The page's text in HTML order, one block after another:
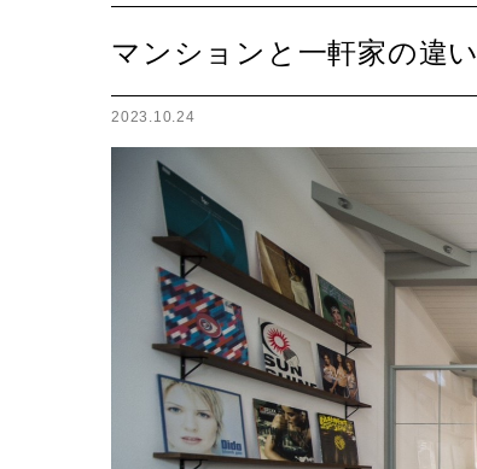
2階建て
小屋
ログハウス
マンションと一軒家の違い
2023.10.24